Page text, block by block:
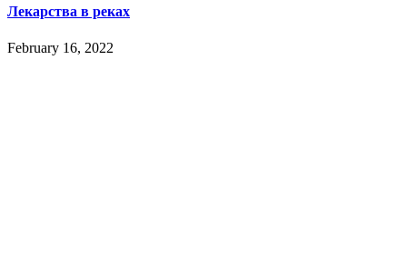
Лекарства в реках
February 16, 2022